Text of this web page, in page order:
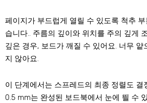
페이지가 부드럽게 열릴 수 있도록 척추
습니다.. 주름의 깊이와 위치를 주의 깊게
깊은 경우, 보드가 깨질 수 있어요. 너무 얕
지 않아요.
이 단계에서는 스프레드의 최종 정렬도 결
0.5 mm는 완성된 보드북에서 눈에 띌 수